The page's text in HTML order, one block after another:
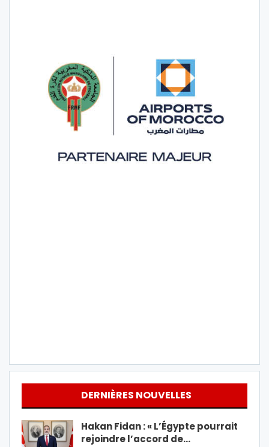
DERNIÈRES NOUVELLES
Hakan Fidan : « L’Égypte pourrait
rejoindre l’accord de…